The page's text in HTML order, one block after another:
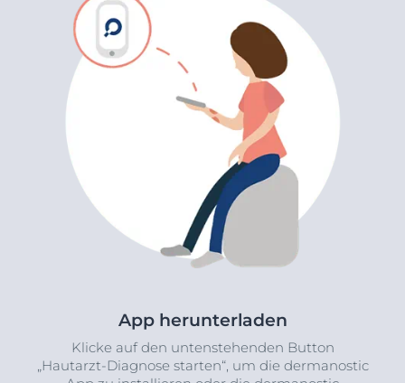
App herunterladen
Klicke auf den untenstehenden Button
„Hautarzt-Diagnose starten“, um die dermanostic